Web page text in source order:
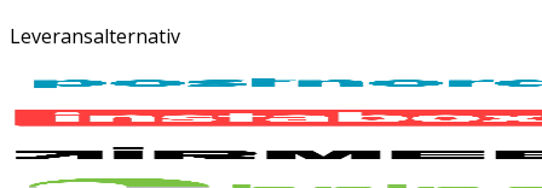
Leveransalternativ